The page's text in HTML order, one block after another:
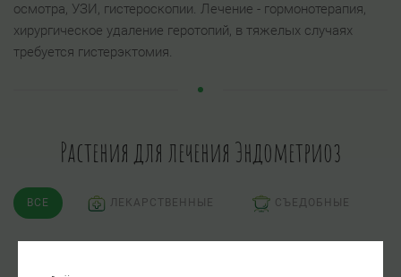
осмотра, УЗИ, гистероскопии. Лечение - гормонотерапия,
хирургическое удаление геротопий, в тяжелых случаях
требуется гистерэктомия.
Растения для лечения Эндометриоз
ВСЕ ЛЕКАРСТВЕННЫЕ СЪЕДОБНЫЕ